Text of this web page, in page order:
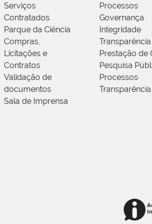
Serviços
Contratados
Parque da Ciência
Compras,
Licitações e
Contratos
Validação de
documentos
Sala de Imprensa
Processos
Governança
Integridade
Prestação de
Pesquisa
Processos